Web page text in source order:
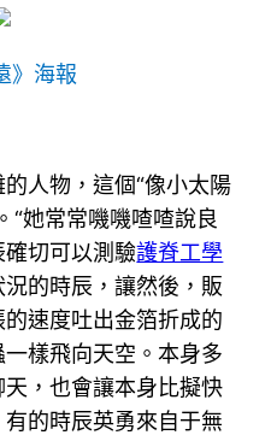
》海報
人物，這個“像小太陽
“她常常嘰嘰喳喳說良
切可以測驗護脊工學
的時辰，讓然後，販
速度吐出金箔折成的
樣飛向天空。本身多
，也會讓本身比擬快
的時辰英勇來自于無